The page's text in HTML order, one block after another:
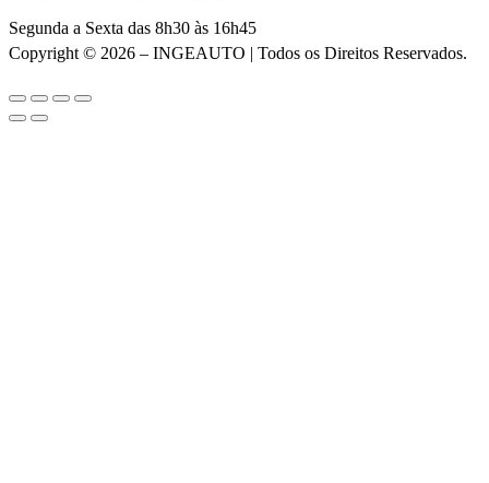
Segunda a Sexta das 8h30 às 16h45
Copyright © 2026 – INGEAUTO | Todos os Direitos Reservados.